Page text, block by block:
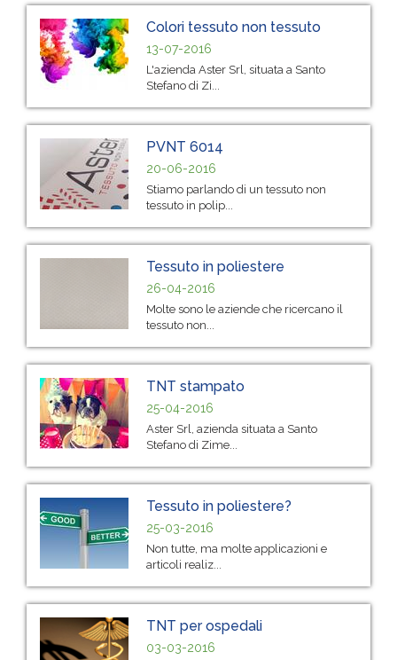
Colori tessuto non tessuto
13-07-2016
L'azienda Aster Srl, situata a Santo
Stefano di Zi...
PVNT 6014
20-06-2016
Stiamo parlando di un tessuto non
tessuto in polip...
Tessuto in poliestere
26-04-2016
Molte sono le aziende che ricercano il
tessuto non...
TNT stampato
25-04-2016
Aster Srl, azienda situata a Santo
Stefano di Zime...
Tessuto in poliestere?
25-03-2016
Non tutte, ma molte applicazioni e
articoli realiz...
TNT per ospedali
03-03-2016